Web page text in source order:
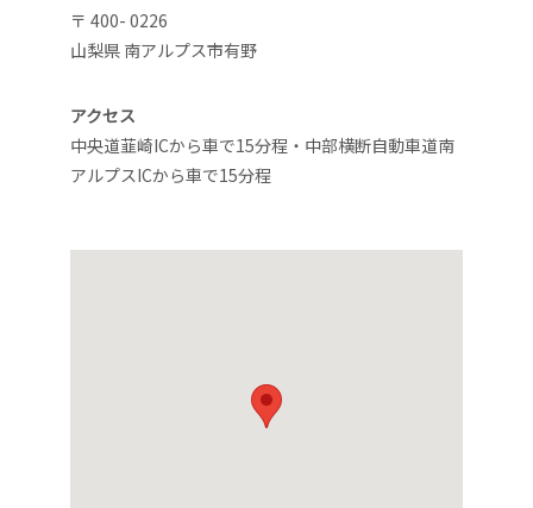
〒 400- 0226
山梨県 南アルプス市有野
アクセス
中央道韮崎ICから車で15分程・中部横断自動車道南
アルプスICから車で15分程